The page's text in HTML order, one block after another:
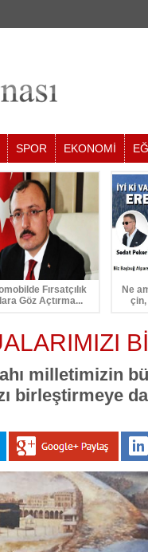
SPOR EKONOMİ
Fırsatçılık
Göz Açtırma...
Ne
milletimizin
birleştirmeye